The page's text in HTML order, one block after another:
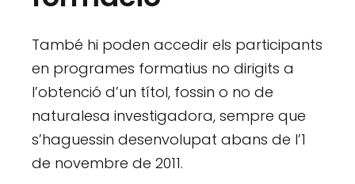
També hi poden accedir els participants
en programes formatius no dirigits a
l’obtenció d’un títol, fossin o no de
naturalesa investigadora, sempre que
s’haguessin desenvolupat abans de l’1
de novembre de 2011.